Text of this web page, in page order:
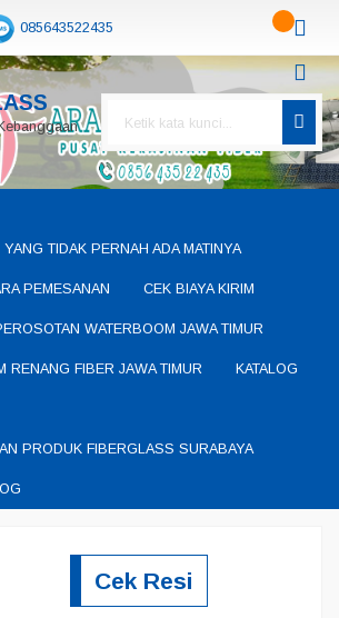
085643522435
085643522435
TIDAK PERNAH ADA MATINYA
PEMESANAN CEK BIAYA KIRIM
WATERBOOM JAWA TIMUR
RENANG FIBER JAWA TIMUR KATALOG
PRODUK FIBERGLASS SURABAYA
Cek Resi